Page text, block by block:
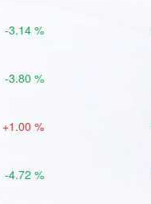
-3.14 %
-3.80 %
+1.00 %
-4.72 %